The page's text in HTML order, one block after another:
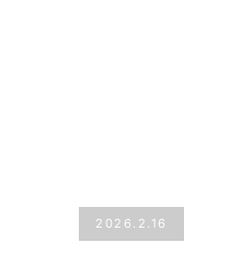
2026.2.16